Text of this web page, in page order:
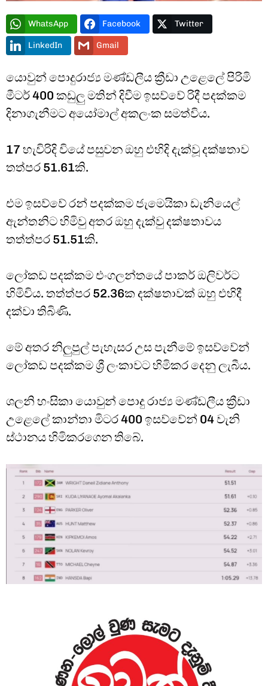
WhatsApp Facebook Twitter
LinkedIn Gmail
යොවුන් පොදුරාජ්‍ය මණ්ඩලීය ක්‍රීඩා උළෙලේ පිරිමි
මීටර් 400 කඩුලු මතින් දිවීම ඉසව්වේ රිදී පදක්කම
දිනාගැනීමට අයෝමාල් අකලංක සමත්විය.
17 හැවිරිදි වියේ පසුවන ඔහු එහිදි දැක්වූ දක්ෂතාව
තත්පර 51.61කි.
එම ඉසව්වේ රන් පදක්කම ජැමෙයිකා ඩැනියෙල්
ඇන්තනිට හිමිවු අතර ඔහු දැක්වු දක්ෂතාවය
තත්ත්පර 51.51කි.
ලෝකඩ පදක්කම එංගලන්තයේ පාකර් ඔලිවර්ට
හිමිවිය. තත්ත්පර 52.36ක දක්ෂතාවක් ඔහු එහිදී
දක්වා තිබිණි.
මේ අතර නිලුපුල් පැහැසර උස පැනීමේ ඉසව්වේන්
ලෝකඩ පදක්කම ශ්‍රී ලංකාවට හිමිකර දෙනු ලැබීය.
ශලනි හංසිකා යොවුන් පොදු රාජ්‍ය මණ්ඩලීය ක්‍රීඩා
උළෙලේ කාන්තා මිටර 400 ඉසව්වේන් 04 වැනි
ස්ථානය හිමිකරගෙන තිබේ.